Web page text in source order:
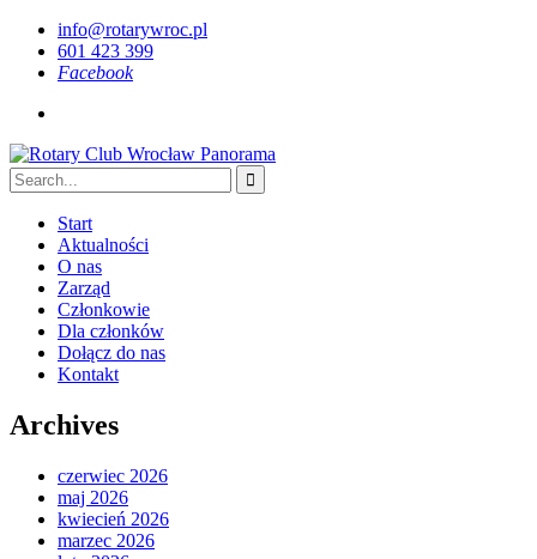
info@rotarywroc.pl
601 423 399
Facebook
Start
Aktualności
O nas
Zarząd
Członkowie
Dla członków
Dołącz do nas
Kontakt
Archives
czerwiec 2026
maj 2026
kwiecień 2026
marzec 2026